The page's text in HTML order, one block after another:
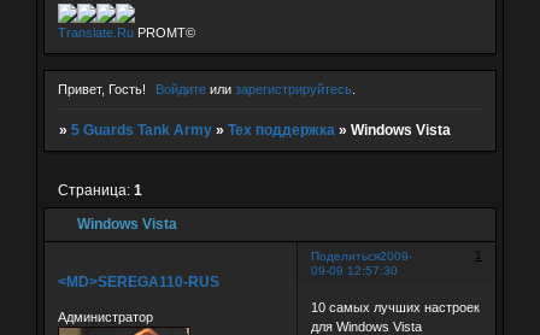
Translate.RuPROMT©
Привет, Гость! Войдите илизарегистрируйтесь
» 5 Guards Tank Army » Тех поддержка » Windows Vista
Windows Vista
Страница: 1
Поделиться 1
2009-
09-09 12:57:30
<MD>SEREGA110-RUS
Администратор
10 самых лучших настроек
для Windows Vista